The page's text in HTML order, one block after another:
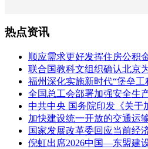
热点资讯
顺应需求更好发挥住房公积
联合国教科文组织确认北京
福州深化实施新时代“堡垒工
全国总工会部署加强安全生
中共中央 国务院印发《关于
加快建设统一开放的交通运
国家发展改革委回应当前经
倪虹出席2026中国—东盟建